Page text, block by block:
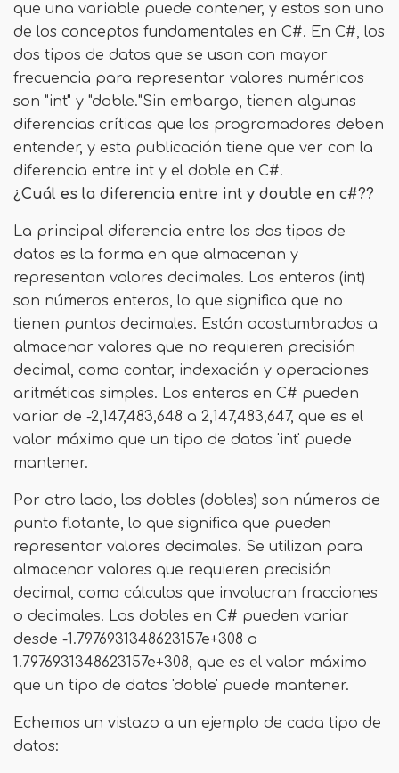
que una variable puede contener, y estos son uno
de los conceptos fundamentales en C#. En C#, los
dos tipos de datos que se usan con mayor
frecuencia para representar valores numéricos
son "int" y "doble."Sin embargo, tienen algunas
diferencias críticas que los programadores deben
entender, y esta publicación tiene que ver con la
diferencia entre int y el doble en C#.
¿Cuál es la diferencia entre int y double en c#??
La principal diferencia entre los dos tipos de
datos es la forma en que almacenan y
representan valores decimales. Los enteros (int)
son números enteros, lo que significa que no
tienen puntos decimales. Están acostumbrados a
almacenar valores que no requieren precisión
decimal, como contar, indexación y operaciones
aritméticas simples. Los enteros en C# pueden
variar de -2,147,483,648 a 2,147,483,647, que es el
valor máximo que un tipo de datos 'int' puede
mantener.
Por otro lado, los dobles (dobles) son números de
punto flotante, lo que significa que pueden
representar valores decimales. Se utilizan para
almacenar valores que requieren precisión
decimal, como cálculos que involucran fracciones
o decimales. Los dobles en C# pueden variar
desde -1.7976931348623157e+308 a
1.7976931348623157e+308, que es el valor máximo
que un tipo de datos 'doble' puede mantener.
Echemos un vistazo a un ejemplo de cada tipo de
datos: